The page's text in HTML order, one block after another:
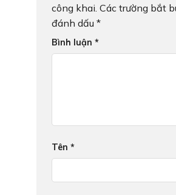
công khai. Các trường bắt
đánh dấu *
Bình luận *
Tên *